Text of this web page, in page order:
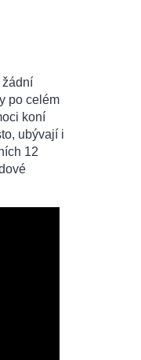
žádní
po celém
koní
ubývají i
12